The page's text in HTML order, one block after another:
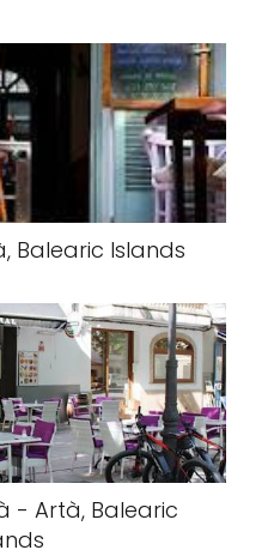
Balearic Islands
- Artà, Balearic